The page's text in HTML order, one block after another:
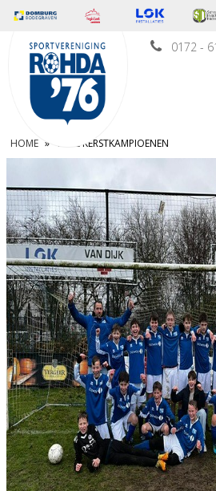
0172 -
HOME » TWEE KERSTKAMPIOENEN